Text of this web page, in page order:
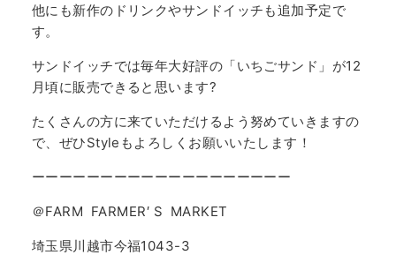
他にも新作のドリンクやサンドイッチも追加予定で
す。
サンドイッチでは毎年大好評の「いちごサンド」が12
月頃に販売できると思います?
たくさんの方に来ていただけるよう努めていきますの
で、ぜひStyleもよろしくお願いいたします！
ーーーーーーーーーーーーーーーーーーー
＠FARM FARMER′ S MARKET
埼玉県川越市今福1043-3